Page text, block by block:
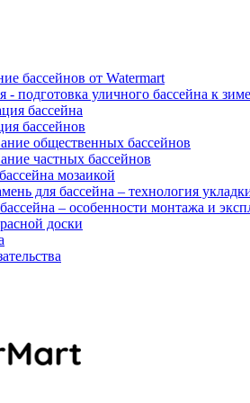
бассейнов от Watermart
- подготовка уличного бассейна к зиме
бассейна
бассейнов
общественных бассейнов
частных бассейнов
мозаикой
для бассейна – технология
– особенности монтажа и
доски